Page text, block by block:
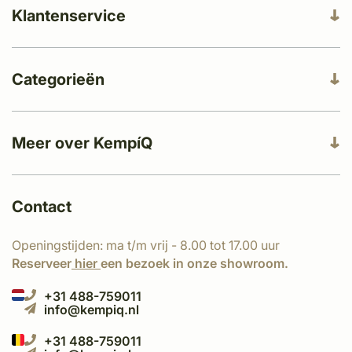
Meer over KempíQ
Klantenservice
Categorieën
Contact
Openingstijden: ma t/m vrij - 8.00 tot 17.00 uur
Reserveer hier een bezoek in onze showroom.
+31 488-759011
info@kempiq.nl
+31 488-759011